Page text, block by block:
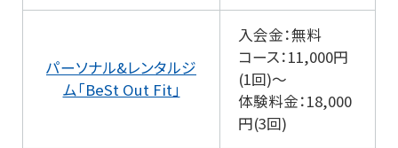
パーソナル&レンタルジ
ム「BeSt Out Fit」
入会金：無料
コース：11,000円
(1回)～
体験料金：18,000
円(3回)